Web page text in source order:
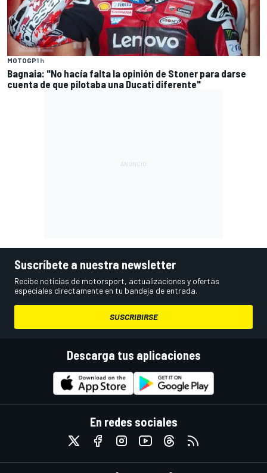
MOTOGP1 h
Bagnaia: "No hacía falta la opinión de Stoner para darse
cuenta de que pilotaba una Ducati diferente"
Suscríbete a nuestra newsletter
Recibe noticias de motorsport, actualizaciones y ofertas
especiales directamente en tu bandeja de entrada.
SUSCRIBIRSE
Descarga tus aplicaciones
En redes sociales